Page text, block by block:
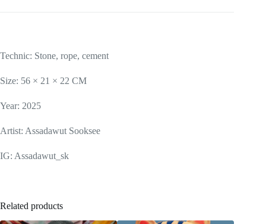
Technic: Stone, rope, cement
Size: 56 × 21 × 22 CM
Year: 2025
Artist: Assadawut Sooksee
IG: Assadawut_sk
Related products